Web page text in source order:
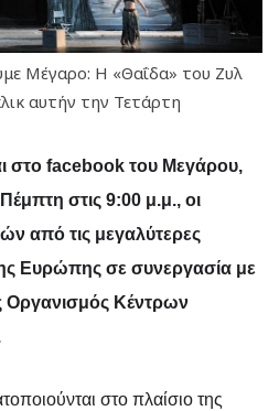
Μέγαρο: Η «Θαΐδα» του Ζυλ
αυτήν την Τετάρτη
στο facebook του Mεγάρου,
στις 9:00 μ.μ., οι
από τις μεγαλύτερες
Ευρώπης σε συνεργασία με
Οργανισμός Κέντρων
στο πλαίσιο της